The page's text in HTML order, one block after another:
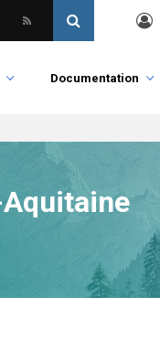
Documentation